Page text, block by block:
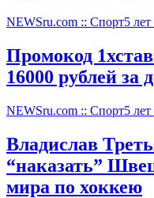
NEWSru.com :: Спорт5 лет
Промокод
16000 рублей за
NEWSru.com :: Спорт5 лет
Владислав
“наказать”
мира по хоккею